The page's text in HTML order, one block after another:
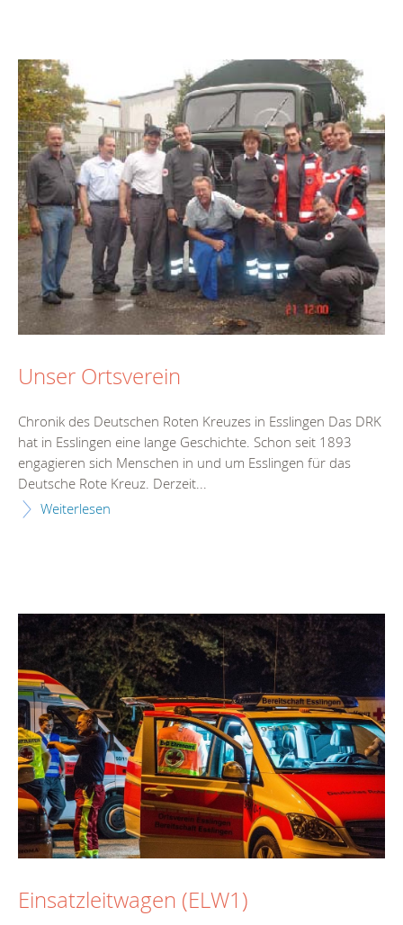
Unser Ortsverein
Chronik des Deutschen Roten Kreuzes in Esslingen Das DRK
hat in Esslingen eine lange Geschichte. Schon seit 1893
engagieren sich Menschen in und um Esslingen für das
Deutsche Rote Kreuz. Derzeit...
Weiterlesen
Einsatzleitwagen (ELW1)